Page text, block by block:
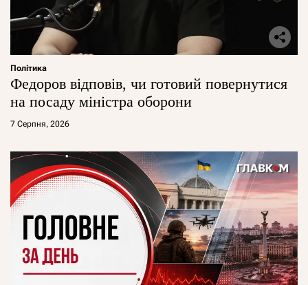
Політика
Федоров відповів, чи готовий повернутися
на посаду міністра оборони
7 Серпня, 2026